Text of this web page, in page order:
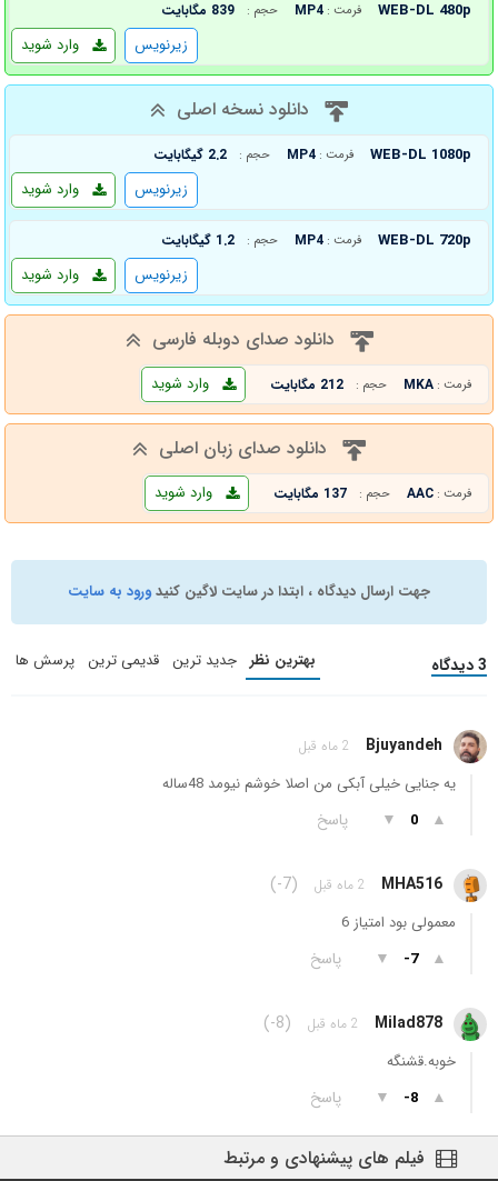
WEB-DL 480p فرمت : MP4 حجم : 839 مگابایت
وارد شوید زیرنویس
دانلود نسخه اصلی
WEB-DL 1080p فرمت : MP4 حجم : 2.2 گیگابایت
وارد شوید زیرنویس
WEB-DL 720p فرمت : MP4 حجم : 1.2 گیگابایت
وارد شوید زیرنویس
دانلود صدای دوبله فارسی
فرمت : MKA حجم : 212 مگابایت وارد شوید
دانلود صدای زبان اصلی
فرمت : AAC حجم : 137 مگابایت وارد شوید
جهت ارسال دیدگاه ، ابتدا در سایت لاگین کنیدورود به سایت
3 دیدگاه بهترین نظر جدید ترین قدیمی ترین پرسش ها
Bjuyandeh 2 ماه قبل
یه جنایی خیلی آبکی من اصلا خوشم نیومد 48ساله
▲
0
▼ پاسخ
MHA516 2 ماه قبل (-7)
معمولی بود امتیاز 6
▲
-7
▼ پاسخ
Milad878 2 ماه قبل (-8)
خوبه.قشنگه
▲
-8
▼ پاسخ
فیلم های پیشنهادی و مرتبط